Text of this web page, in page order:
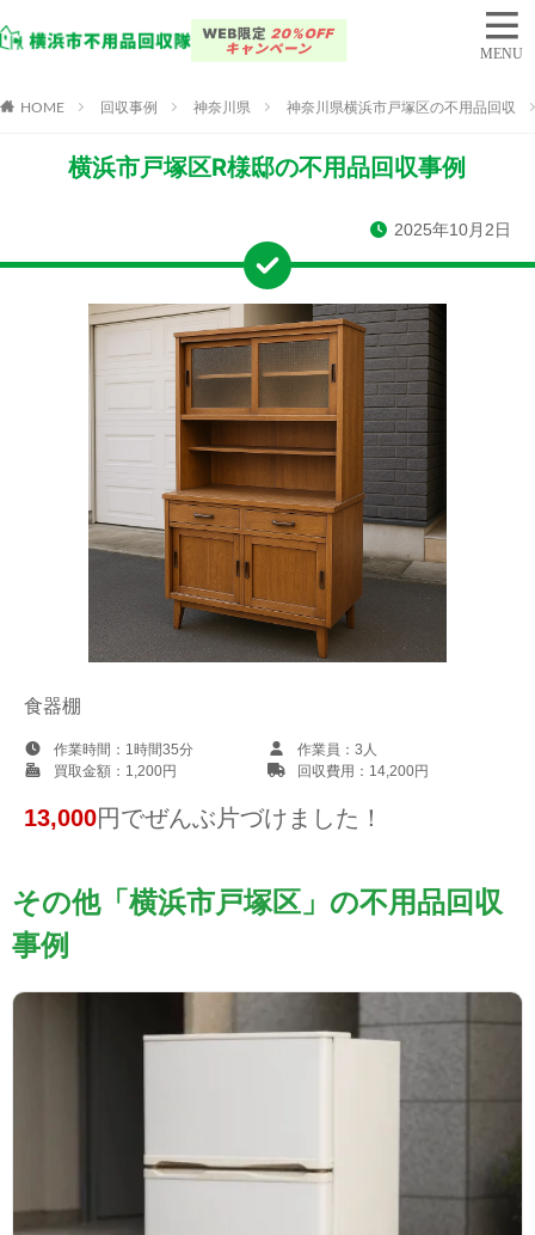
HOME 回収事例 神奈川県 神奈川県横浜市戸塚区の不用品回収
横浜市戸塚区R様邸の不用品回収事例
2025年10月2日
食器棚
作業時間： 1時間35分 作業員： 3人
買取金額： 1,200円 回収費用： 14,200円
13,000円でぜんぶ片づけました！
その他「横浜市戸塚区」の不用品回収
事例